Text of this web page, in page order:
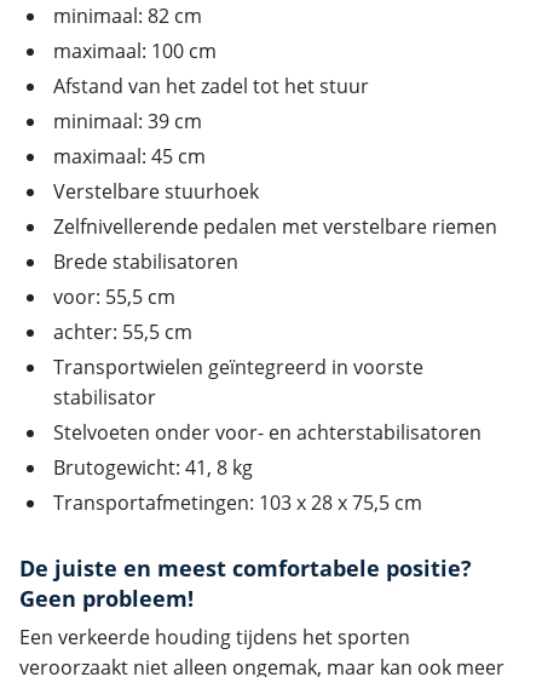
minimaal: 82 cm
maximaal: 100 cm
Afstand van het zadel tot het stuur
minimaal: 39 cm
maximaal: 45 cm
Verstelbare stuurhoek
Zelfnivellerende pedalen met verstelbare riemen
Brede stabilisatoren
voor: 55,5 cm
achter: 55,5 cm
Transportwielen geïntegreerd in voorste
stabilisator
Stelvoeten onder voor- en achterstabilisatoren
Brutogewicht: 41, 8 kg
Transportafmetingen: 103 x 28 x 75,5 cm
De juiste en meest comfortabele positie?
Geen probleem!
Een verkeerde houding tijdens het sporten
veroorzaakt niet alleen ongemak, maar kan ook meer